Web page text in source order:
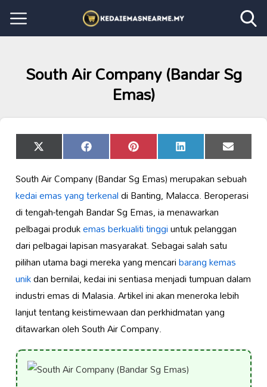
South Air Company (Bandar Sg
Emas)
Share
on
X
(Twitter)
Share
on
Facebook Share
on
Pinterest Share
on
LinkedIn Share
on
Email
South Air Company (Bandar Sg Emas) merupakan sebuah
kedai emas yang terkenaldi Banting, Malacca. Beroperasi
di tengah-tengah Bandar Sg Emas, ia menawarkan
pelbagai produkemas berkualiti tinggiuntuk pelanggan
dari pelbagai lapisan masyarakat. Sebagai salah satu
pilihan utama bagi mereka yang mencaribarang kemas
unikdan bernilai, kedai ini sentiasa menjadi tumpuan dalam
industri emas di Malasia. Artikel ini akan meneroka lebih
lanjut tentang keistimewaan dan perkhidmatan yang
ditawarkan oleh South Air Company.